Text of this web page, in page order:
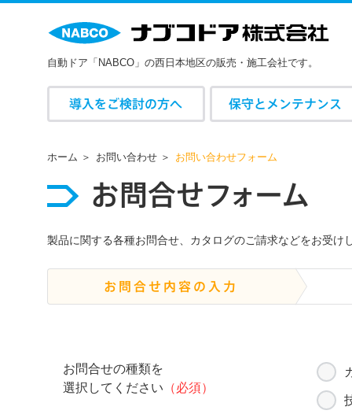
自動ドア「NABCO」の西日本地区の販売・施工会社です。
導入をご検討の方へ 保守とメンテナンス
ホーム お問い合わせ お問い合わせフォーム
お問合せフォーム
製品に関する各種お問合せ、カタログのご請求などをお受
お問合せ内容の入力
お問合せの種類を
選択してください （必須）